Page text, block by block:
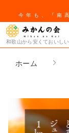
今年も、『南
和歌山から安くておいし
ホーム
カートに商品
みかん
数量
ログイ
当社について
温
親カテゴリ